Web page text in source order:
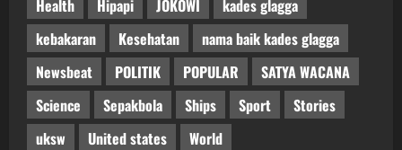
Health
Hipapi JOKOWI
kades glagga
kebakaran
Kesehatan
nama baik kades glagga
Newsbeat
POLITIK POPULAR
SATYA WACANA
Science
Sepakbola Ships Sport
Stories
uksw
United states World